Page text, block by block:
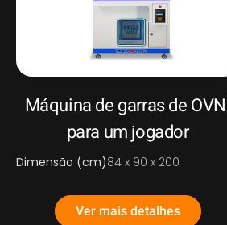
Máquina de garras de
para um jogador
Dimensão (cm)84 x 90 x 200
Ver mais detalhes